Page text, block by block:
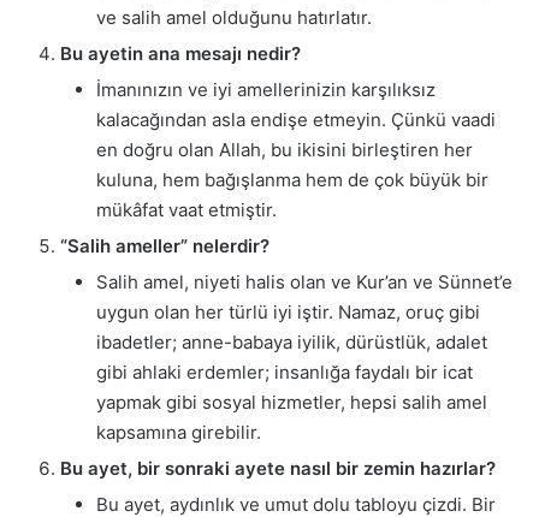
ve salih amel olduğunu hatırlatır.
Bu ayetin ana mesajı nedir?
İmanınızın ve iyi amellerinizin karşılıksız
kalacağından asla endişe etmeyin. Çünkü vaadi
en doğru olan Allah, bu ikisini birleştiren her
kuluna, hem bağışlanma hem de çok büyük bir
mükâfat vaat etmiştir.
“Salih ameller” nelerdir?
Salih amel, niyeti halis olan ve Kur’an ve Sünnet’e
uygun olan her türlü iyi iştir. Namaz, oruç gibi
ibadetler; anne-babaya iyilik, dürüstlük, adalet
gibi ahlaki erdemler; insanlığa faydalı bir icat
yapmak gibi sosyal hizmetler, hepsi salih amel
kapsamına girebilir.
Bu ayet, bir sonraki ayete nasıl bir zemin hazırlar?
Bu ayet, aydınlık ve umut dolu tabloyu çizdi. Bir